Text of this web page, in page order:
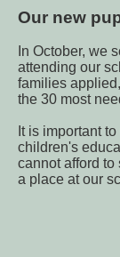
Our new
In October, we
attending our
families
the 30 most
It is important
children's
cannot afford
a place at our